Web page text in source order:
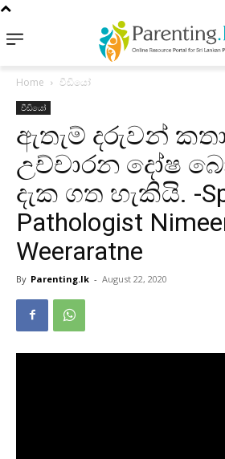
Home වීඩියෝ
වීඩියෝ
ඇතැම් දරුවන්
උච්චාරන දෝෂ
දැක ගත හැකියි. -
Pathologist
Weeraratne
By Parenting.lk - August 22, 2020